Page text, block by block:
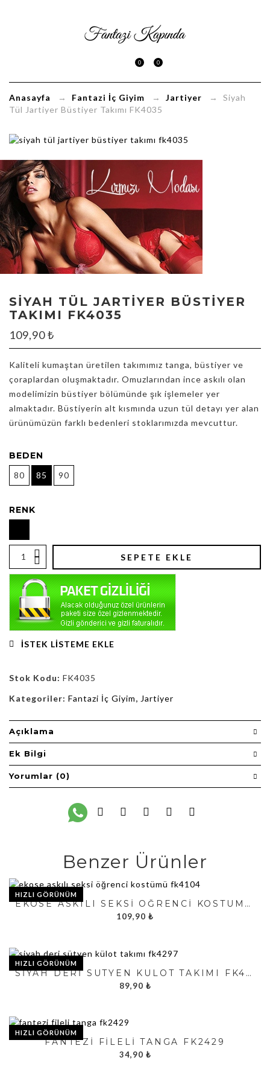
0 0
Anasayfa → Fantazi İç Giyim → Jartiyer → Siyah
Tül Jartiyer Büstiyer Takımı FK4035
SIYAH TÜL JARTIYER BÜSTIYER
TAKIMI FK4035
109,90₺
Kaliteli kumaştan üretilen takımımız tanga, büstiyer ve
çoraplardan oluşmaktadır. Omuzlarından ince askılı olan
modelimizin büstiyer bölümünde şık işlemeler yer
almaktadır. Büstiyerin alt kısmında uzun tül detayı yer alan
ürünümüzün farklı bedenleri stoklarımızda mevcuttur.
BEDEN
80 85 90
RENK
SEPETE EKLE
İSTEK LISTEME EKLE
Stok Kodu: FK4035
Kategoriler: Fantazi İç Giyim, Jartiyer
Açıklama
Ek Bilgi
Yorumlar (0)
Benzer Ürünler
HIZLI GÖRÜNÜM
EKOSE ASKILI SEKSI ÖĞRENCI KOSTÜMÜ FK4104
109,90 ₺
HIZLI GÖRÜNÜM
SIYAH DERI SÜTYEN KÜLOT TAKIMI FK4297
89,90 ₺
HIZLI GÖRÜNÜM
FANTEZI FILELI TANGA FK2429
34,90 ₺